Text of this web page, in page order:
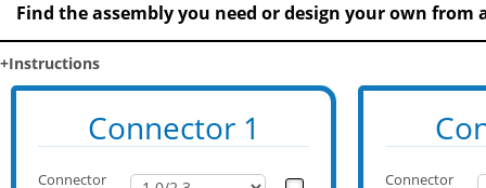
Find the assembly you need or design your own
+Instructions
Connector 1
Connector
Connector